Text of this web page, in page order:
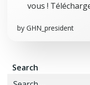
vous !
by GHN_president
Search
Search